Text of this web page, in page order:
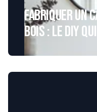
Fabriquer un
bois : le DIY